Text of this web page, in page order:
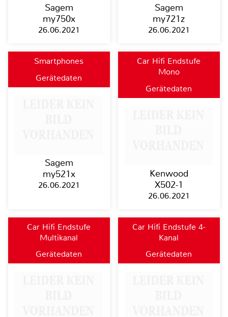
Sagem
my750x
26.06.2021
Sagem
my721z
26.06.2021
Smartphones
Gerätedaten
Sagem
my521x
26.06.2021
Car Hifi Endstufe
Mono
Gerätedaten
Kenwood
X502-1
26.06.2021
Car Hifi Endstufe
Multikanal
Gerätedaten
Car Hifi Endstufe 4-
Kanal
Gerätedaten